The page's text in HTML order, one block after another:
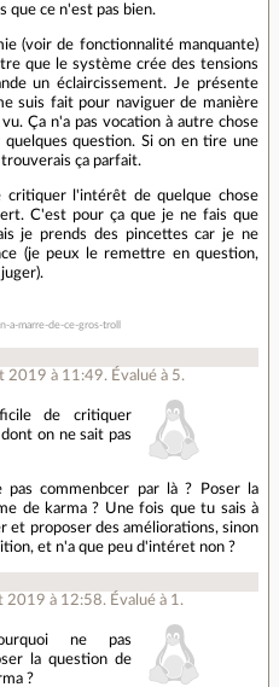
que ce n'est pas bien.
(voir de fonctionnalité manquante)
que le système crée des tensions
un éclaircissement. Je présente
suis fait pour naviguer de manière
Ça n'a pas vocation à autre chose
question. Si on en tire une
ça parfait.
l'intérêt de quelque chose
C'est pour ça que je ne fais que
je prends des pincettes car je ne
(je peux le remettre en question,
marre-de-ce-gros-troll
2019 à 11:49.Évalué à 5.
de critiquer
on ne sait pas
pas commenbcer par là ? Poser la
de karma ? Une fois que tu sais à
et proposer des améliorations, sinon
et n'a que peu d'intéret non ?
2019 à 12:58. Évalué à 1 .
ne pas
la question de
?